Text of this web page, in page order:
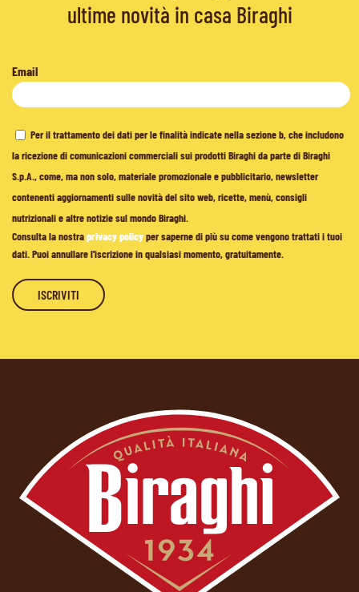
ultime novità in casa Biraghi
Email
Per il trattamento dei dati per le finalità indicate nella sezione b, che includono
la ricezione di comunicazioni commerciali sui prodotti Biraghi da parte di Biraghi
S.p.A., come, ma non solo, materiale promozionale e pubblicitario, newsletter
contenenti aggiornamenti sulle novità del sito web, ricette, menù, consigli
nutrizionali e altre notizie sul mondo Biraghi.
Consulta la nostraprivacy policyper saperne di più su come vengono trattati i tuoi
dati. Puoi annullare l'iscrizione in qualsiasi momento, gratuitamente.